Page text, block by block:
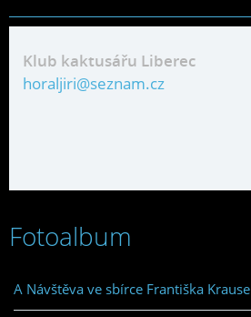
Klub kaktusářu Liberec
horaljiri@seznam.cz
Fotoalbum
A Návštěva ve sbírce Františka Krause